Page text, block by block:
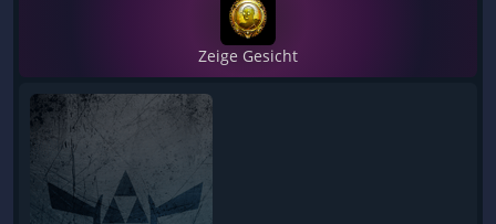
Zeige Gesicht